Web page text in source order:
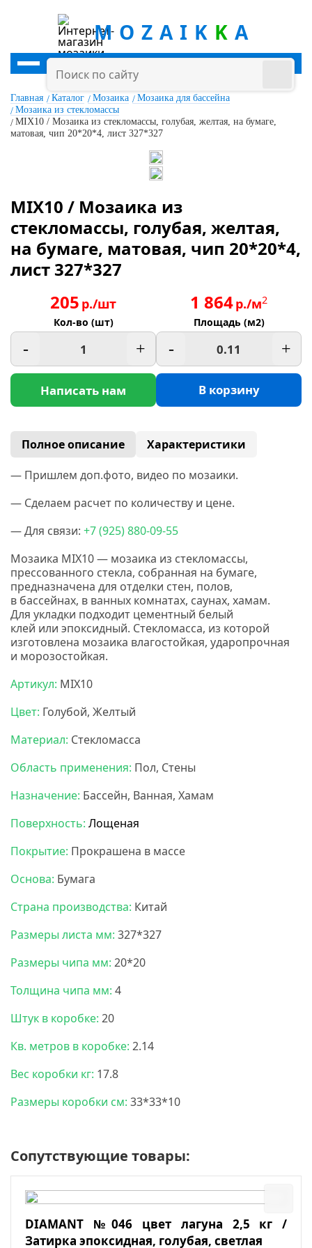
MOZAIK K A
Главная Каталог Мозаика
Мозаика для бассейна
Мозаика из стекломассы
MIX10 / Мозаика из стекломассы, голубая, желтая, на бумаге,
матовая, чип 20*20*4, лист 327*327
MIX10 / Мозаика из
стекломассы, голубая, желтая,
на бумаге, матовая, чип 20*20*4,
лист 327*327
205 р./шт
Кол-во (шт)
- +
Написать нам
1 864р./м2
Площадь (м2)
- +
В корзину
Полное описание
Характеристики
— Пришлем доп.фото, видео по мозаики.
— Сделаем расчет по количеству и цене.
— Для связи: +7(925) 880-09-55
Мозаика MIX10 — мозаика из стекломассы,
прессованного стекла, собранная на бумаге,
предназначена для отделки стен, полов,
в бассейнах, в ванных комнатах, саунах, хамам.
Для укладки подходит цементный белый
клей или эпоксидный. Стекломасса, из которой
изготовлена мозаика влагостойкая, ударопрочная
и морозостойкая.
Артикул: MIX10
Цвет: Голубой, Желтый
Материал: Стекломасса
Область применения: Пол, Стены
Назначение: Бассейн, Ванная, Хамам
Поверхность: Лощеная
Покрытие: Прокрашена в массе
Основа: Бумага
Страна производства: Китай
Размеры листа мм: 327*327
Размеры чипа мм: 20*20
Толщина чипа мм: 4
Штук в коробке: 20
Кв. метров в коробке: 2.14
Вес коробки кг: 17.8
Размеры коробки см: 33*33*10
Сопутствующие товары:
DIAMANT №046 цвет лагуна 2,5 кг /
Затирка эпоксидная, голубая, светлая